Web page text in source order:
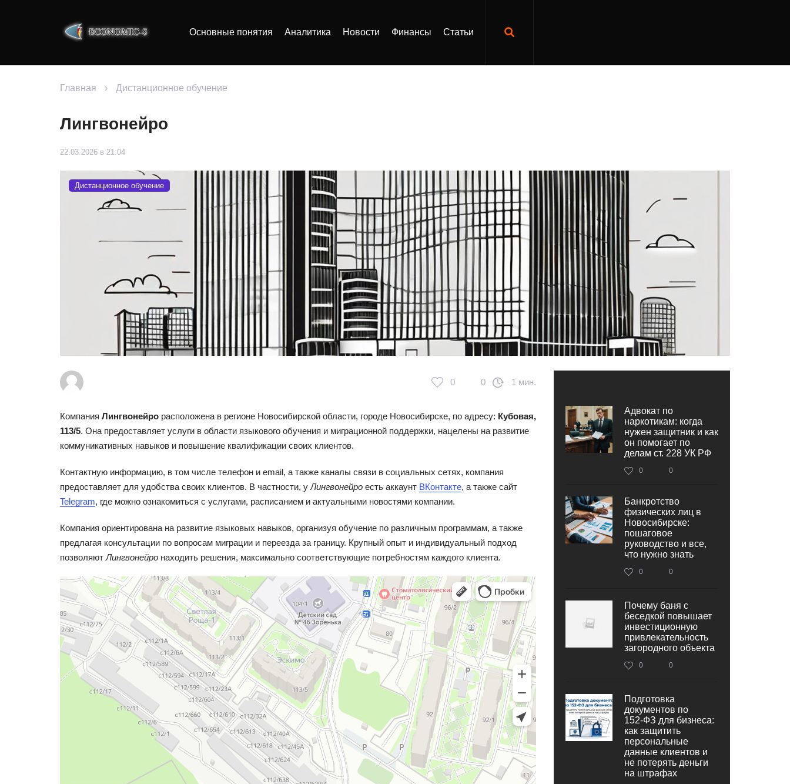
Основные понятия Аналитика Новости Финансы Статьи
Главная › Дистанционное обучение
Лингвонейро
22.03.2026 в 21:04
Дистанционное обучение
0 0 1 мин.
Компания Лингвонейро расположена в регионе Новосибирской области, городе Новосибирске, по адресу: Кубовая,
113/5. Она предоставляет услуги в области языкового обучения и миграционной поддержки, нацелены на развитие
коммуникативных навыков и повышение квалификации своих клиентов.
Контактную информацию, в том числе телефон и email, а также каналы связи в социальных сетях, компания
предоставляет для удобства своих клиентов. В частности, у Лингвонейро есть аккаунт ВКонтакте, а также сайт
Telegram, где можно ознакомиться с услугами, расписанием и актуальными новостями компании.
Компания ориентирована на развитие языковых навыков, организуя обучение по различным программам, а также
предлагая консультации по вопросам миграции и переезда за границу. Крупный опыт и индивидуальный подход
позволяют Лингвонейро находить решения, максимально соответствующие потребностям каждого клиента.
Адвокат по
наркотикам: когда
нужен защитник и как
он помогает по
делам ст. 228 УК РФ
0 0
Банкротство
физических лиц в
Новосибирске:
пошаговое
руководство и все,
что нужно знать
0 0
Почему баня с
беседкой повышает
инвестиционную
привлекательность
загородного объекта
0 0
Подготовка
документов по
152‑ФЗ для бизнеса:
как защитить
персональные
данные клиентов и
не потерять деньги
на штрафах